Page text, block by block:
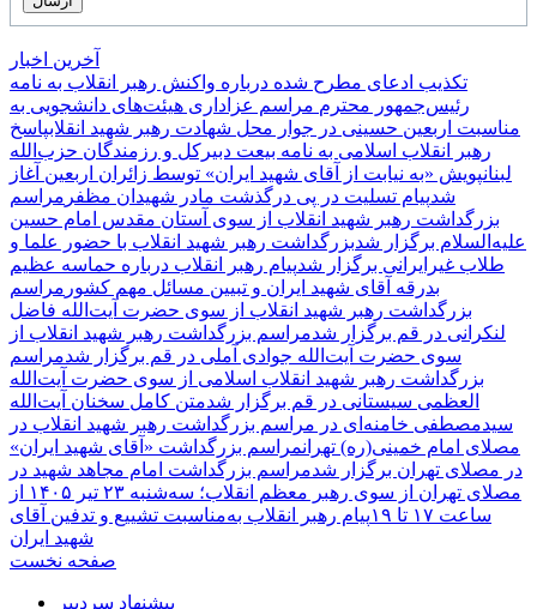
آخرین اخبار
تکذیب ادعای مطرح شده درباره واکنش رهبر انقلاب به نامه
رئیس‌جمهور محترم مراسم عزاداری هیئت‌های دانشجویی به
مناسبت اربعین حسینی در جوار محل شهادت رهبر شهید انقلابپاسخ
رهبر انقلاب اسلامی به نامه بیعت دبیرکل و رزمندگان حزب‌الله
لبنانپویش «به نیابت از آقای شهید ایران» توسط زائران اربعین آغاز
شدپیام تسلیت در پی درگذشت مادر شهیدان مظفر مراسم
بزرگداشت رهبر شهید انقلاب از سوی آستان مقدس امام حسین
علیه‌السلام برگزار شدبزرگداشت رهبر شهید انقلاب با حضور علما و
طلاب غیر‌‌‌ایرانی برگزار شدپیام رهبر انقلاب درباره حماسه عظیم
بدرقه آقای شهید ایران و تبیین مسائل مهم کشور مراسم
بزرگداشت رهبر شهید انقلاب از سوی حضرت آیت‌الله فاضل
لنکرانی در قم برگزار شدمراسم بزرگداشت رهبر شهید انقلاب از
سوی حضرت آیت‌الله جوادی آملی در قم برگزار شدمراسم
بزرگداشت رهبر شهید انقلاب اسلامی از سوی حضرت آیت‌الله
العظمی سیستانی در قم برگزار شدمتن کامل سخنان آیت‌الله
سیدمصطفی خامنه‌ای در مراسم بزرگداشت رهبر شهید انقلاب در
مصلای امام خمینی(ره) تهرانمراسم بزرگداشت «آقای شهید ایران»
در مصلای تهران برگزار شدمراسم بزرگداشت امام مجاهد شهید در
مصلای تهران از سوی رهبر معظم انقلاب؛ سه‌شنبه ۲۳ تیر ۱۴۰۵ از
ساعت ۱۷ تا ۱۹
پیام رهبر انقلاب به‌مناسبت تشییع و تدفین آقای
شهید ایران
صفحه نخست
پیشنهاد سردبیر